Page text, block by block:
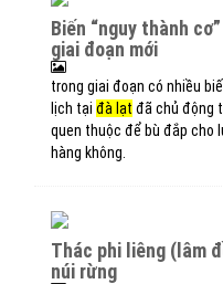
biến “nguy thành
giai đoạn mới
trong giai đoạn có nhiều
lịch tại đà lạt đã chủ động
quen thuộc để bù đắp cho
hàng không.
thác phi liêng (lâm đồng) - vẻ đẹp hùng vĩ giữa
núi rừng